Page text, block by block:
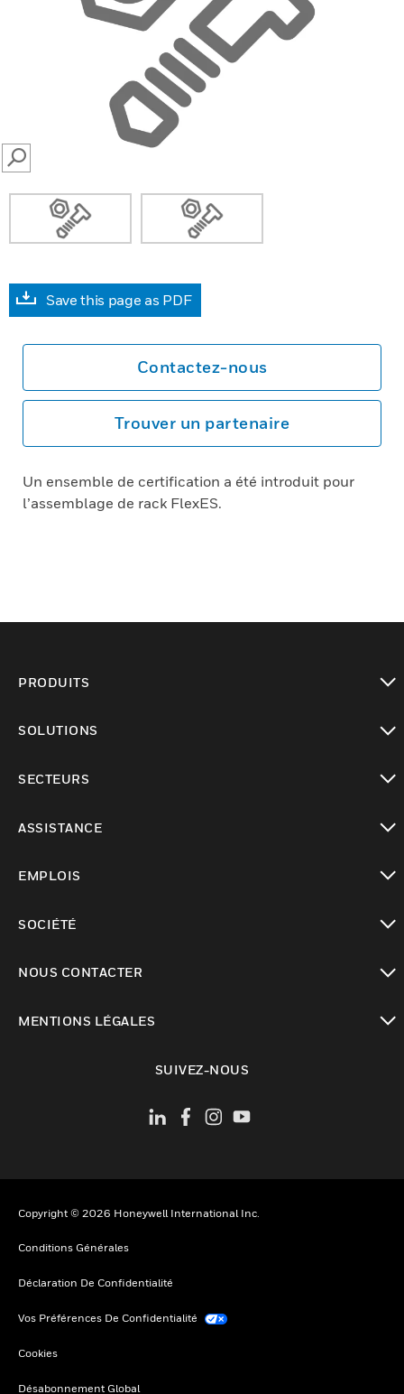
SEARCH
Save this page as PDF
Contactez-nous
Trouver un partenaire
Un ensemble de certification a été introduit pour
l’assemblage de rack FlexES.
PRODUITS
SOLUTIONS
SECTEURS
ASSISTANCE
EMPLOIS
SOCIÉTÉ
NOUS CONTACTER
MENTIONS LÉGALES
SUIVEZ-NOUS
Copyright © 2026 Honeywell International Inc.
Conditions Générales
Déclaration De Confidentialité
Vos Préférences De Confidentialité
Cookies
Désabonnement Global